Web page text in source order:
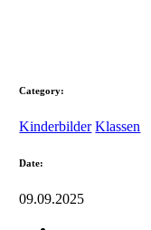
Category:
Kinderbilder Klassen
Date:
09.09.2025